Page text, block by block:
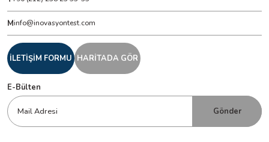
Minfo@inovasyontest.com
İLETİŞİM FORMU HARİTADA GÖR
E-Bülten
Gönder